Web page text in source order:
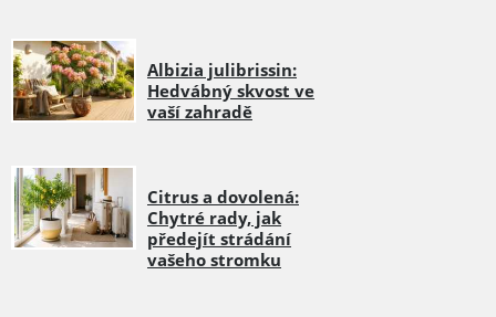
Albizia julibrissin:
Hedvábný skvost ve
vaší zahradě
Citrus a dovolená:
Chytré rady, jak
předejít strádání
vašeho stromku